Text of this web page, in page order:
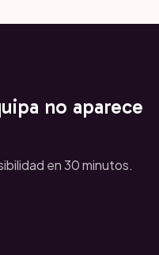
no aparece
en 30 minutos.